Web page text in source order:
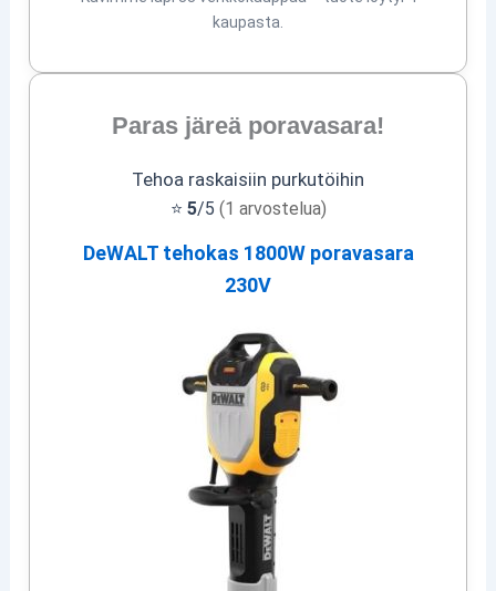
kaupasta.
Paras järeä poravasara!
Tehoa raskaisiin purkutöihin
⭐ 5/5 (1 arvostelua)
DeWALT tehokas 1800W poravasara
230V